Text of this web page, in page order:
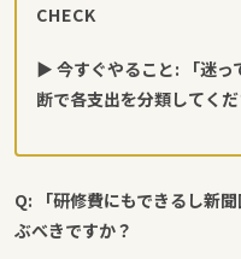
CHECK
▶ 今すぐやること: 「迷っ
断で各支出を分類してくだ
Q: 「研修費にもできるし新
ぶべきですか？